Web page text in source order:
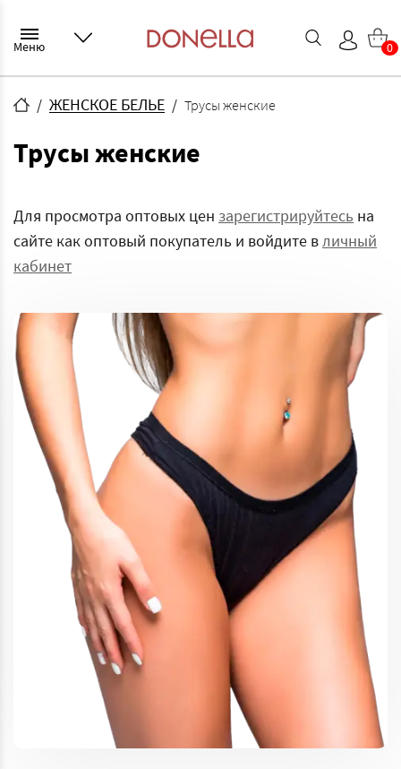
Меню 0
ЖЕНСКОЕ БЕЛЬЕ Трусы женские
Трусы женские
Для просмотра оптовых цен зарегистрируйтесь на
сайте как оптовый покупатель и войдите вличный
кабинет